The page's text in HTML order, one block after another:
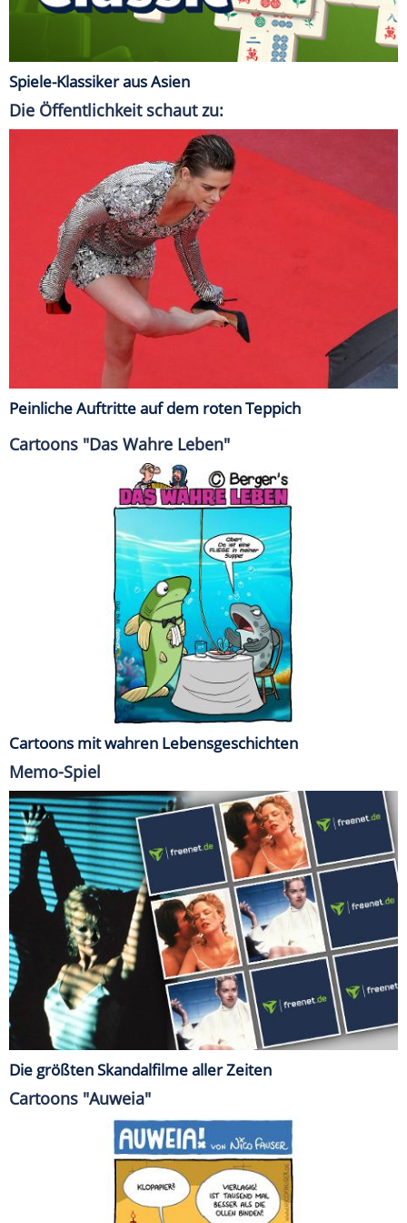
Spiele-Klassiker aus Asien
Die Öffentlichkeit schaut zu:
Peinliche Auftritte auf dem roten Teppich
Cartoons "Das Wahre Leben"
Cartoons mit wahren Lebensgeschichten
Memo-Spiel
Die größten Skandalfilme aller Zeiten
Cartoons "Auweia"